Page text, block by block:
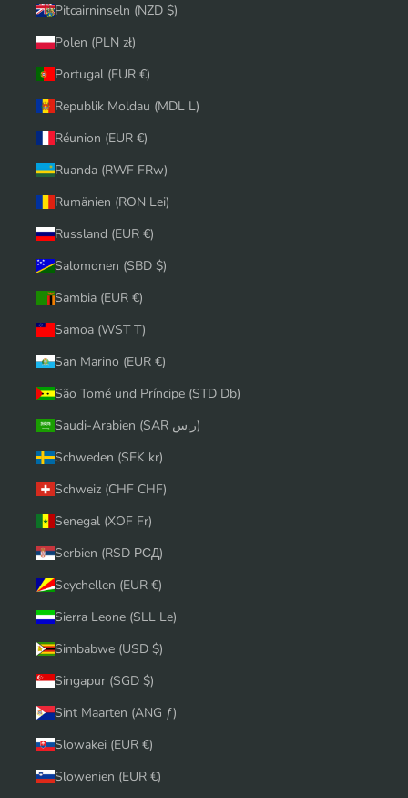
Pitcairninseln (NZD $)
Polen (PLN zł)
Portugal (EUR €)
Republik Moldau (MDL L)
Réunion (EUR €)
Ruanda (RWF FRw)
Rumänien (RON Lei)
Russland (EUR €)
Salomonen (SBD $)
Sambia (EUR €)
Samoa (WST T)
San Marino (EUR €)
São Tomé und Príncipe (STD Db)
Saudi-Arabien (SAR ر.س)
Schweden (SEK kr)
Schweiz (CHF CHF)
Senegal (XOF Fr)
Serbien (RSD РСД)
Seychellen (EUR €)
Sierra Leone (SLL Le)
Simbabwe (USD $)
Singapur (SGD $)
Sint Maarten (ANG ƒ)
Slowakei (EUR €)
Slowenien (EUR €)